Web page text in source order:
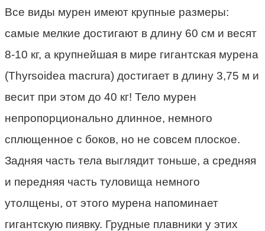
Все виды мурен имеют крупные размеры:
самые мелкие достигают в длину 60 см и весят
8-10 кг, а крупнейшая в мире гигантская мурена
(Thyrsoidea macrura) достигает в длину 3,75 м и
весит при этом до 40 кг! Тело мурен
непропорционально длинное, немного
сплющенное с боков, но не совсем плоское.
Задняя часть тела выглядит тоньше, а средняя
и передняя часть туловища немного
утолщены, от этого мурена напоминает
гигантскую пиявку. Грудные плавники у этих